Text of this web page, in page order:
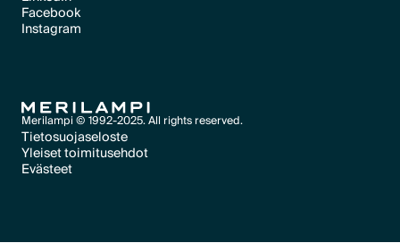
Text Link
Facebook
Text Link
Instagram
Merilampi © 1992-2025. All rights reserved.
Tietosuojaseloste
Text Link
Yleiset toimitusehdot
Text Link
Evästeet